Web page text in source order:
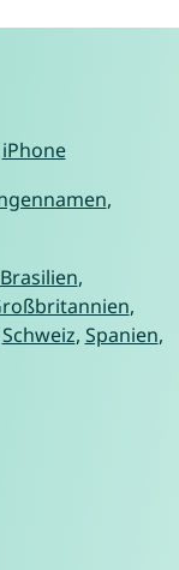
iPhone
,
Brasilien,
,
Schweiz, Spanien,